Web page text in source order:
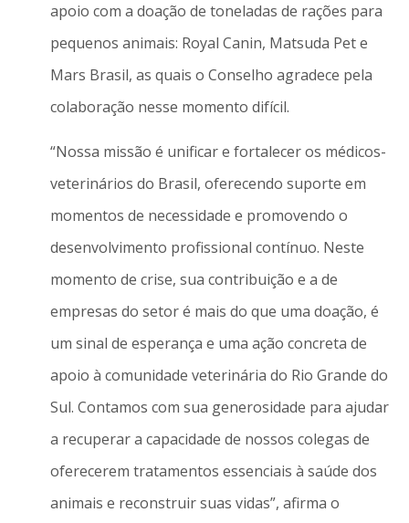
apoio com a doação de toneladas de rações para
pequenos animais: Royal Canin, Matsuda Pet e
Mars Brasil, as quais o Conselho agradece pela
colaboração nesse momento difícil.
“Nossa missão é unificar e fortalecer os médicos-
veterinários do Brasil, oferecendo suporte em
momentos de necessidade e promovendo o
desenvolvimento profissional contínuo. Neste
momento de crise, sua contribuição e a de
empresas do setor é mais do que uma doação, é
um sinal de esperança e uma ação concreta de
apoio à comunidade veterinária do Rio Grande do
Sul. Contamos com sua generosidade para ajudar
a recuperar a capacidade de nossos colegas de
oferecerem tratamentos essenciais à saúde dos
animais e reconstruir suas vidas”, afirma o